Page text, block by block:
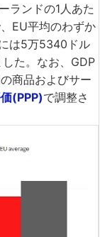
ランドの1人あた
EU平均のわずか
は5万5340ドル
た。なお、GDP
商品およびサー
(PPP)で調整さ